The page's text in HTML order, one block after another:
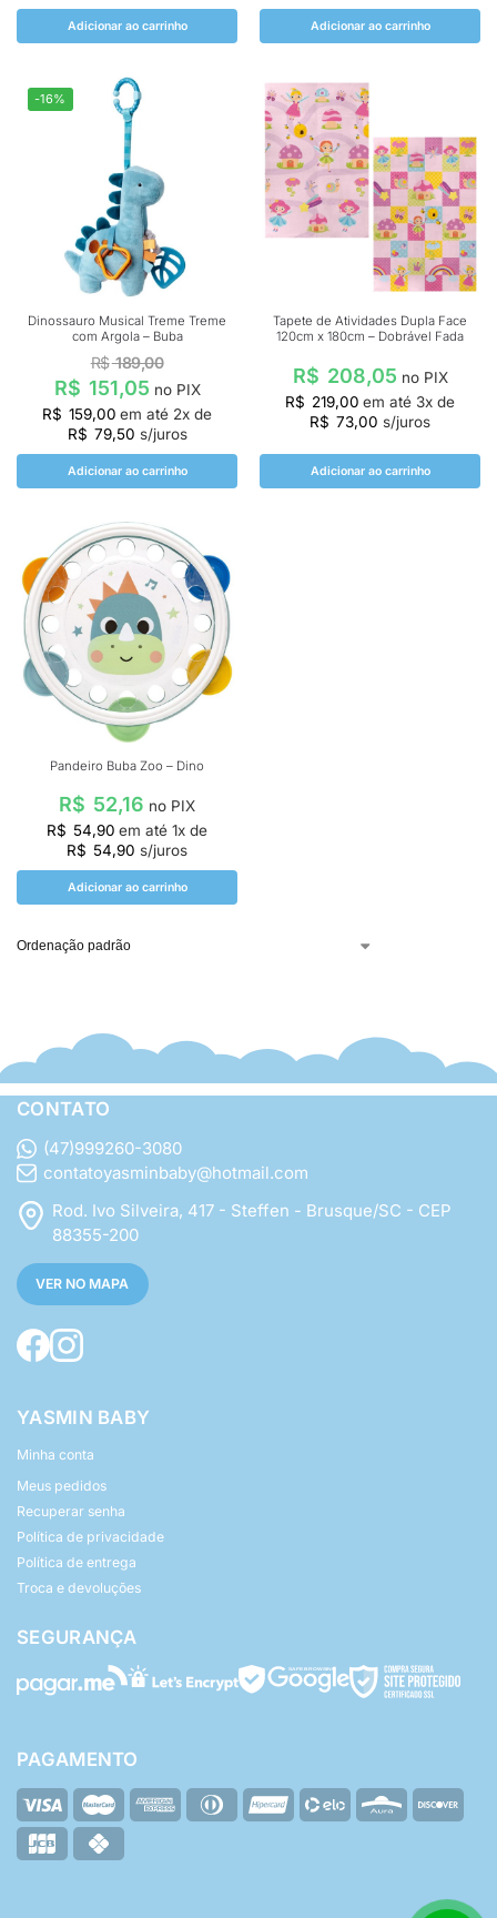
Adicionar ao carrinho Adicionar ao carrinho
-16%
Dinossauro Musical Treme Treme
com Argola – Buba
R$189,00
R$ 151,05 no PIX
R$ 159,00 em até 2x de
R$ 79,50 s/juros
Adicionar ao carrinho
Tapete de Atividades Dupla Face
120cm x 180cm – Dobrável Fada
R$ 208,05 no PIX
R$ 219,00 em até 3x de
R$ 73,00 s/juros
Adicionar ao carrinho
Pandeiro Buba Zoo – Dino
R$ 52,16 no PIX
R$ 54,90 em até 1x de
R$ 54,90 s/juros
Adicionar ao carrinho
CONTATO
(47)999260-3080
contatoyasminbaby@hotmail.com
Rod. Ivo Silveira, 417 - Steffen - Brusque/SC - CEP
88355-200
VER NO MAPA
YASMIN BABY
Minha conta
Meus pedidos
Recuperar senha
Política de privacidade
Política de entrega
Troca e devoluções
SEGURANÇA
PAGAMENTO